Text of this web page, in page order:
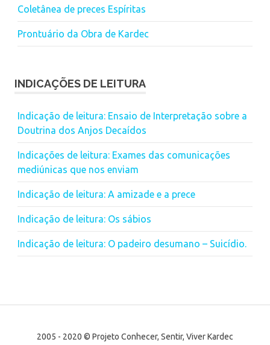
Coletânea de preces Espíritas
Prontuário da Obra de Kardec
INDICAÇÕES DE LEITURA
Indicação de leitura: Ensaio de Interpretação sobre a
Doutrina dos Anjos Decaídos
Indicações de leitura: Exames das comunicações
mediúnicas que nos enviam
Indicação de leitura: A amizade e a prece
Indicação de leitura: Os sábios
Indicação de leitura: O padeiro desumano – Suicídio.
2005 - 2020 © Projeto Conhecer, Sentir, Viver Kardec